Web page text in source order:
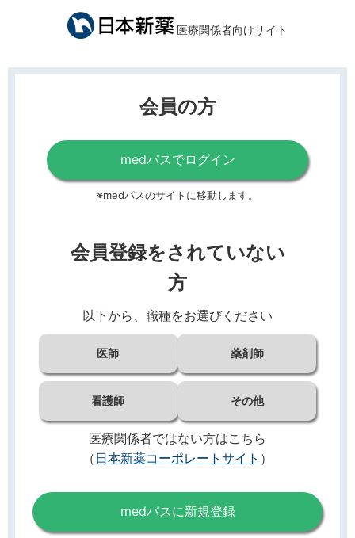
医療関係者向けサイト
会員の方
medパスでログイン
※medパスのサイトに移動します。
会員登録をされていない
方
以下から、職種をお選びください
医師 薬剤師
看護師 その他
医療関係者ではない方はこちら
（ 日本新薬コーポレートサイト ）
medパスに新規登録